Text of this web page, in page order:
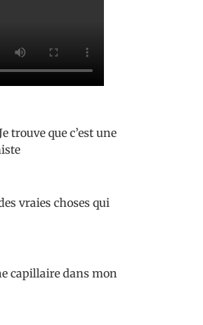
trouve que c’est une
vraies choses qui
capillaire dans mon